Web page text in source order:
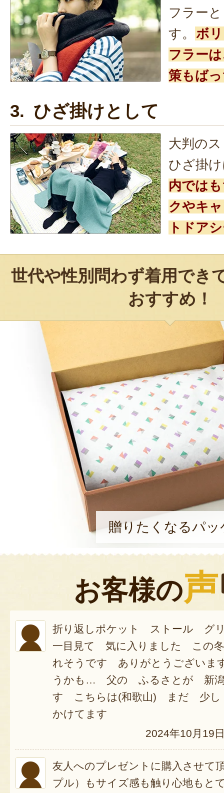
フラー
す。 ボ
フラー
策もば
3. ひざ掛けとして
大判の
ひざ掛
内では
クやキ
トドア
世代や性別問わず着用でき
おすすめ！
贈りたくなるパ
お客様の声
折り返しポケット ストール
一目見て 気に入りました この
れそうです ありがとうござい
うかも… 父の ふるさとが 新
す こちらは(和歌山) まだ 少
かけてます
2024年10月19
友人へのプレゼントに購入させて
プル）もサイズ感も触り心地もと